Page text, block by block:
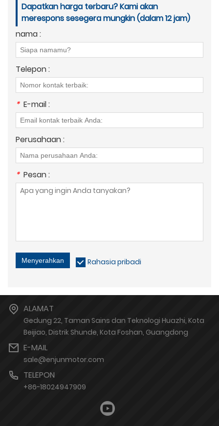
Dapatkan harga terbaru? Kami akan
merespons sesegera mungkin (dalam 12 jam)
nama :
Telepon :
* E-mail :
Perusahaan :
* Pesan :
Menyerahkan Rahasia pribadi
ALAMAT
Gedung 22, Taman Sains dan Teknologi Huazhi, Kota
Beijiao, Distrik Shunde, Kota Foshan, Guangdong
E-MAIL
sale@enjunmotor.com
TELEPON
+86-18024947909